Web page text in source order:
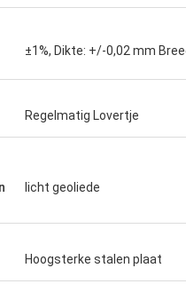
partner voor ons
±1%, Dikte: +/-0,02 mm
Regelmatig Lovertje
licht geoliede
Hoogsterke stalen plaat